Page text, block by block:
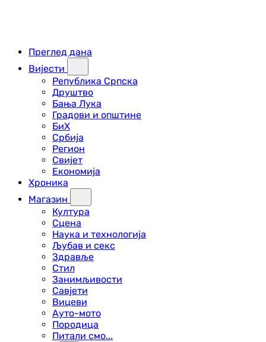
Преглед дана
Вијести
Република Српска
Друштво
Бања Лука
Градови и општине
БиХ
Србија
Регион
Свијет
Економија
Хроника
Магазин
Култура
Сцена
Наука и технологија
Љубав и секс
Здравље
Стил
Занимљивости
Савјети
Вицеви
Ауто-мото
Породица
Питали смо...